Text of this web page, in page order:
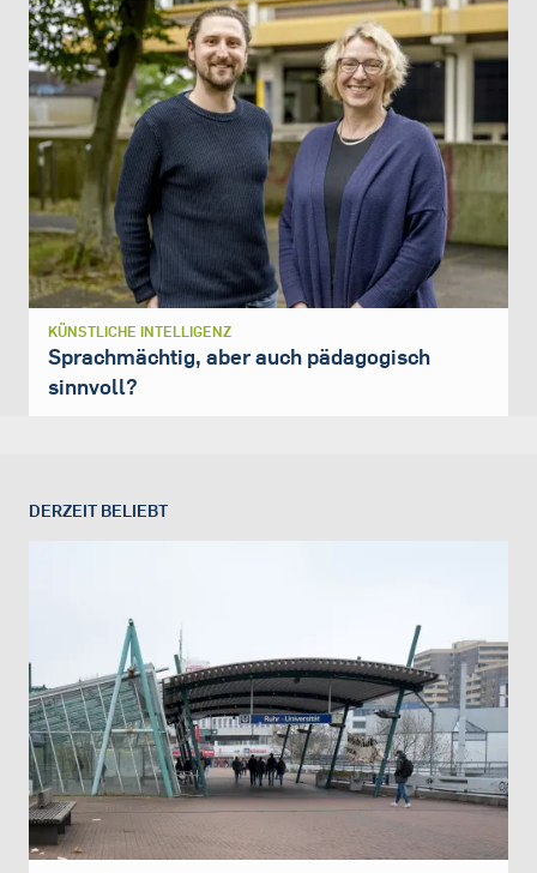
KÜNSTLICHE INTELLIGENZ
Sprachmächtig, aber auch pädagogisch
sinnvoll?
DERZEIT BELIEBT